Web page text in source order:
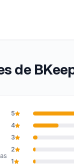
de
de 10
5
4
3
2
1